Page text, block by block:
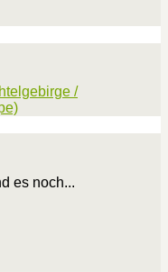
/
es noch...